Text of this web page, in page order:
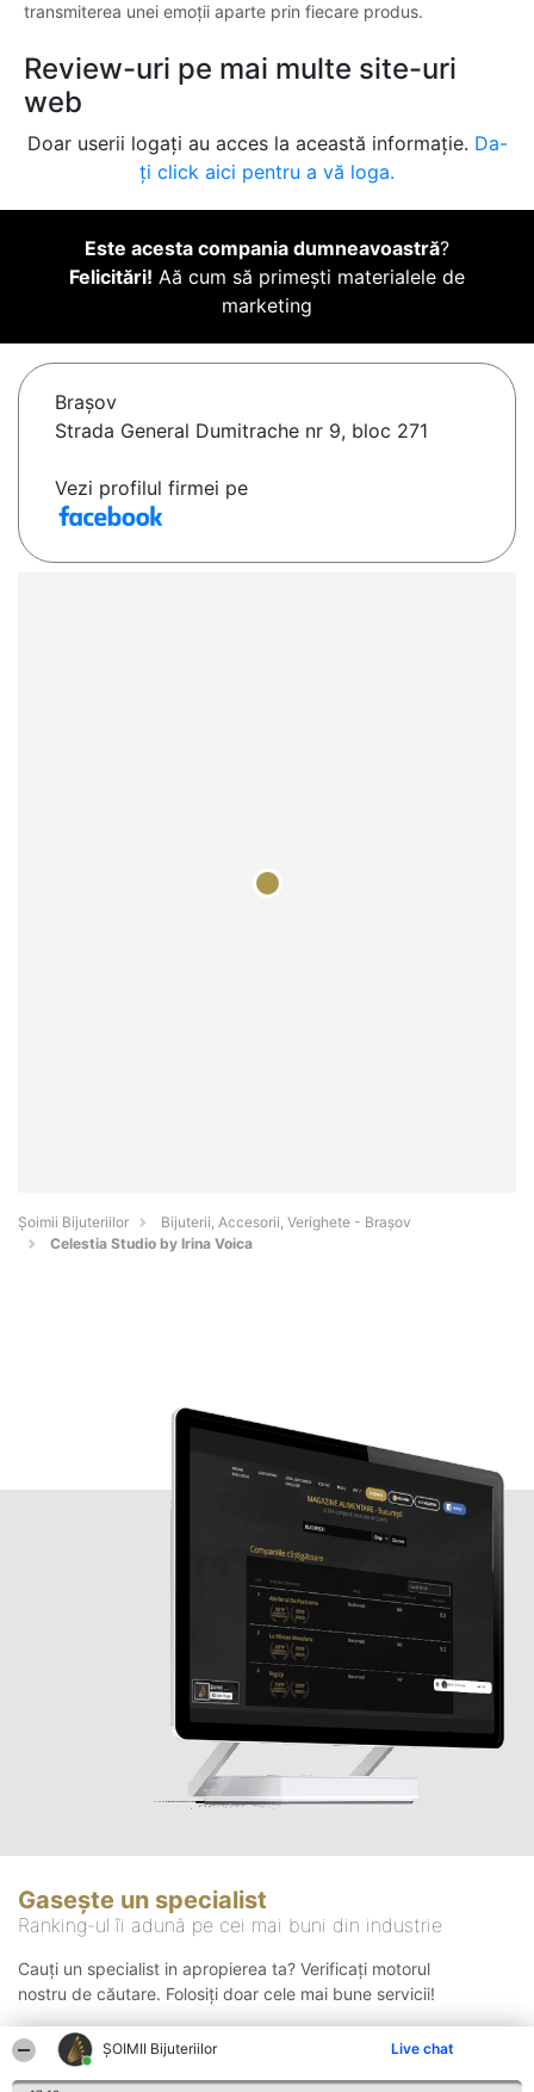
ŞOIMII Bijuteriilor Live chat
transmiterea unei emoții aparte prin fiecare produs.
Review-uri pe mai multe site-uri
web
Doar userii logați au acces la această informație. Da-
ți click aici pentru a vă loga.
Este acesta compania dumneavoastră?
Felicitări! Aă cum să primești materialele de
marketing
Braşov
Strada General Dumitrache nr 9, bloc 271
Vezi profilul firmei pe
Şoimii Bijuteriilor
Bijuterii, Accesorii, Verighete - Braşov
Celestia Studio by Irina Voica
Gasește un specialist
Ranking-ul îi adună pe cei mai buni din industrie
Cauți un specialist in apropierea ta? Verificați motorul
nostru de căutare. Folosiți doar cele mai bune servicii!